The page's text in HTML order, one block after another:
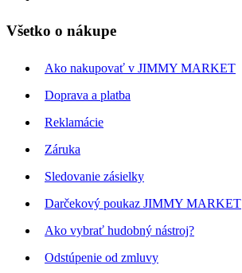
Všetko o nákupe
Ako nakupovať v JIMMY MARKET
Doprava a platba
Reklamácie
Záruka
Sledovanie zásielky
Darčekový poukaz JIMMY MARKET
Ako vybrať hudobný nástroj?
Odstúpenie od zmluvy